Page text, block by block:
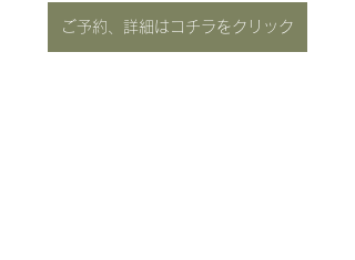
ご予約、詳細はコチラをクリック